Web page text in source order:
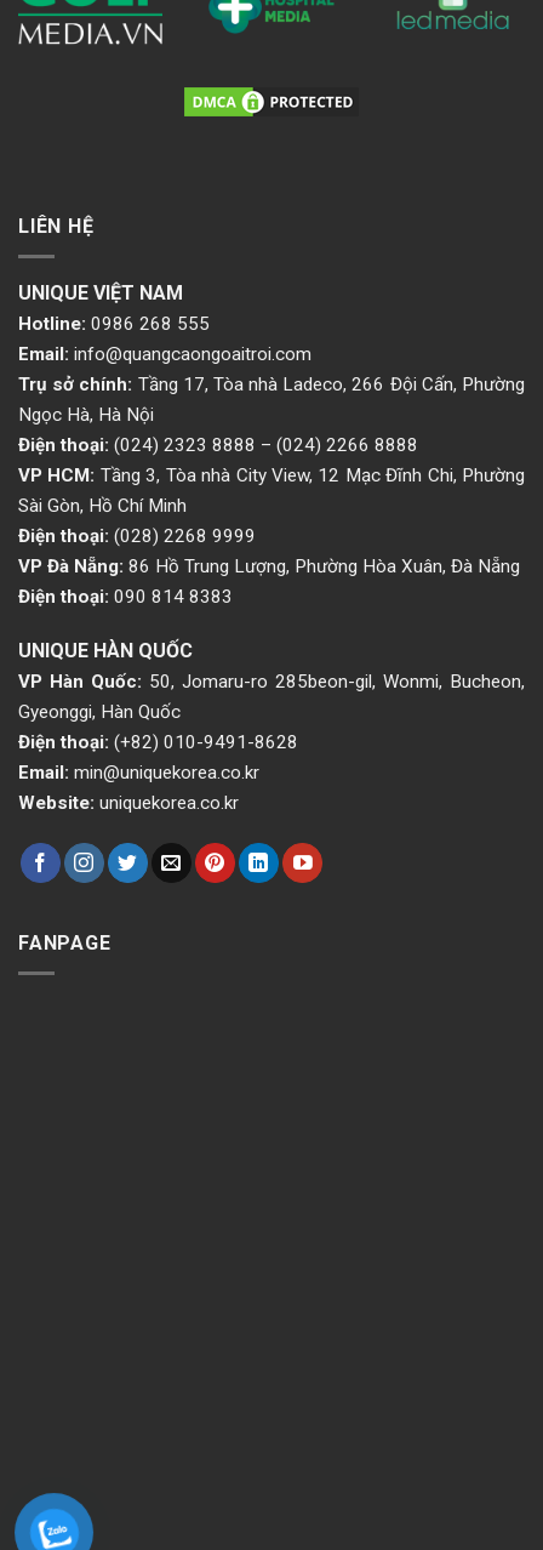
LIÊN HỆ
UNIQUE VIỆT NAM
Hotline: 0986 268 555
Email: info@quangcaongoaitroi.com
Trụ sở chính: Tầng 17, Tòa nhà Ladeco, 266 Đội Cấn, Phường
Ngọc Hà, Hà Nội
Điện thoại: (024) 2323 8888 – (024) 2266 8888
VP HCM: Tầng 3, Tòa nhà City View, 12 Mạc Đĩnh Chi, Phường
Sài Gòn, Hồ Chí Minh
Điện thoại: (028) 2268 9999
VP Đà Nẵng: 86 Hồ Trung Lượng, Phường Hòa Xuân, Đà Nẵng
Điện thoại: 090 814 8383
UNIQUE HÀN QUỐC
VP Hàn Quốc: 50, Jomaru-ro 285beon-gil, Wonmi, Bucheon,
Gyeonggi, Hàn Quốc
Điện thoại: (+82) 010-9491-8628
Email: min@uniquekorea.co.kr
Website: uniquekorea.co.kr
FANPAGE